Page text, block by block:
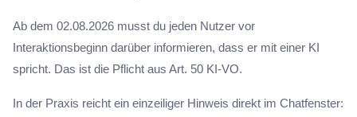
Ab dem 02.08.2026 musst du jeden Nutzer vor
Interaktionsbeginn darüber informieren, dass er mit einer KI
spricht. Das ist die Pflicht aus Art. 50 KI-VO.
In der Praxis reicht ein einzeiliger Hinweis direkt im Chatfenster: